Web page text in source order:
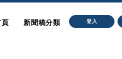
新聞稿分類 登入